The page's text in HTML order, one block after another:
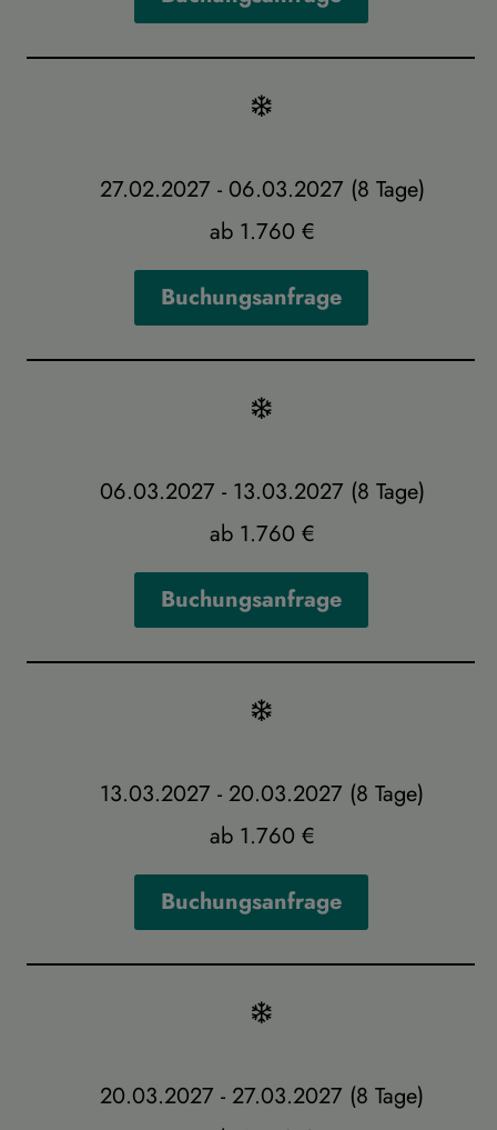
27.02.2027 - 06.03.2027 (8 Tage)
ab 1.760 €
Buchungsanfrage
06.03.2027 - 13.03.2027 (8 Tage)
ab 1.760 €
Buchungsanfrage
13.03.2027 - 20.03.2027 (8 Tage)
ab 1.760 €
Buchungsanfrage
20.03.2027 - 27.03.2027 (8 Tage)